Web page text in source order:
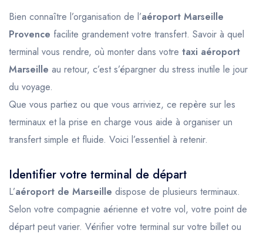
Bien connaître l’organisation de l’aéroport Marseille
Provence facilite grandement votre transfert. Savoir à quel
terminal vous rendre, où monter dans votre taxi aéroport
Marseille au retour, c’est s’épargner du stress inutile le jour
du voyage.
Que vous partiez ou que vous arriviez, ce repère sur les
terminaux et la prise en charge vous aide à organiser un
transfert simple et fluide. Voici l’essentiel à retenir.
Identifier votre terminal de départ
L’aéroport de Marseille dispose de plusieurs terminaux.
Selon votre compagnie aérienne et votre vol, votre point de
départ peut varier. Vérifier votre terminal sur votre billet ou